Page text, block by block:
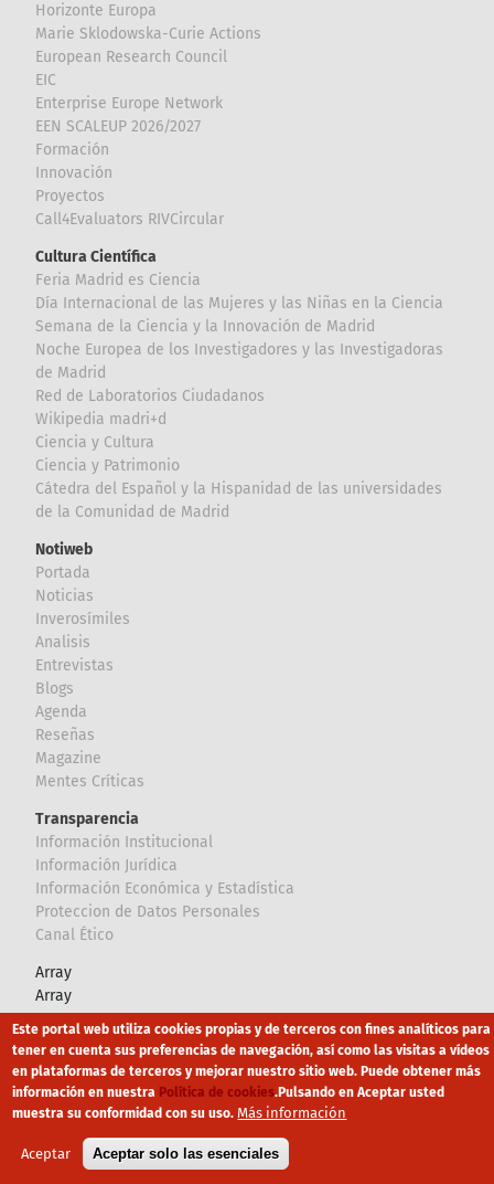
Horizonte Europa
Marie Sklodowska-Curie Actions
European Research Council
EIC
Enterprise Europe Network
EEN SCALEUP 2026/2027
Formación
Innovación
Proyectos
Call4Evaluators RIVCircular
Cultura Científica
Feria Madrid es Ciencia
Día Internacional de las Mujeres y las Niñas en la Ciencia
Semana de la Ciencia y la Innovación de Madrid
Noche Europea de los Investigadores y las Investigadoras
de Madrid
Red de Laboratorios Ciudadanos
Wikipedia madri+d
Ciencia y Cultura
Ciencia y Patrimonio
Cátedra del Español y la Hispanidad de las universidades
de la Comunidad de Madrid
Notiweb
Portada
Noticias
Inverosímiles
Analisis
Entrevistas
Blogs
Agenda
Reseñas
Magazine
Mentes Críticas
Transparencia
Información Institucional
Información Jurídica
Información Económica y Estadística
Proteccion de Datos Personales
Canal Ético
Array
Array
Footer Canal Ético eduroam Mapa Web
Política privacidad Política de cookies Aviso legal
Este portal web utiliza cookies propias y de terceros con fines analíticos para
tener en cuenta sus preferencias de navegación, así como las visitas a vídeos
en plataformas de terceros y mejorar nuestro sitio web. Puede obtener más
información en nuestra Política de cookies.Pulsando en Aceptar usted
muestra su conformidad con su uso. Más información
Aceptar Aceptar solo las esenciales